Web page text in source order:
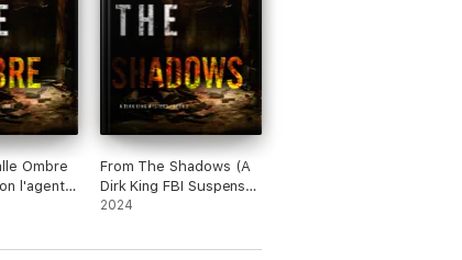
Ombre
l'agente
- Libro
From The Shadows (A
Dirk King FBI Suspense
Thriller—Book 2)
2024